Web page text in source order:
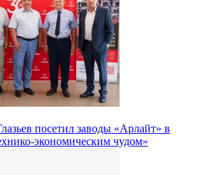
посетил заводы «Арлайт» в
экономическим чудом»